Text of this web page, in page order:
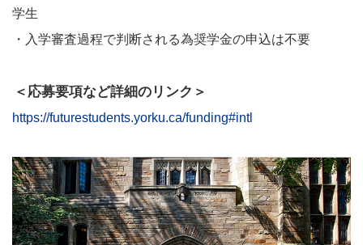
学生
・入学審査過程で判断される為奨学金の申込は不要
＜応募要項など詳細のリンク＞
https://futurestudents.yorku.ca/funding#intl